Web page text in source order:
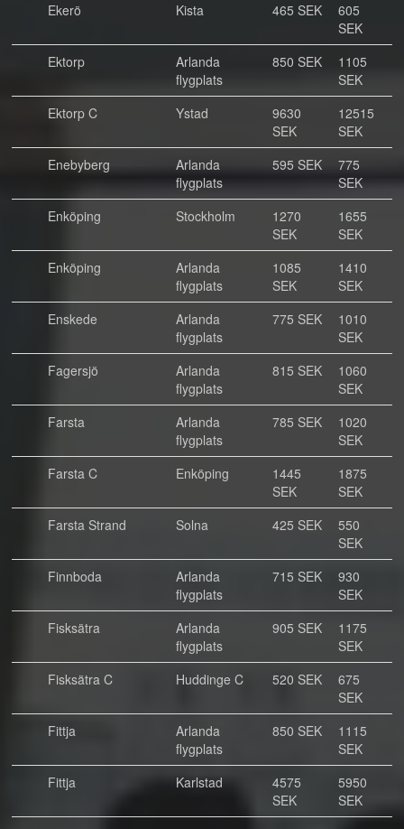
Ekerö
Kista 465 SEK
605
SEK
Ektorp
Arlanda
flygplats
850 SEK
1105
SEK
Ektorp C
Ystad
9630
SEK
12515
SEK
Enebyberg
Arlanda
flygplats
595 SEK
775
SEK
Enköping
Stockholm
1270
SEK
1655
SEK
Enköping
Arlanda
flygplats
1085
SEK
1410
SEK
Enskede
Arlanda
flygplats
775 SEK
1010
SEK
Fagersjö
Arlanda
flygplats
815 SEK
1060
SEK
Farsta
Arlanda
flygplats
785 SEK
1020
SEK
Farsta C
Enköping
1445
SEK
1875
SEK
Farsta Strand
Solna 425 SEK
550
SEK
Finnboda
Arlanda
flygplats
715 SEK
930
SEK
Fisksätra
Arlanda
flygplats
905 SEK
1175
SEK
Fisksätra C
Huddinge C 520 SEK
675
SEK
Fittja
Arlanda
flygplats
850 SEK
1115
SEK
Fittja
Karlstad
4575
SEK
5950
SEK